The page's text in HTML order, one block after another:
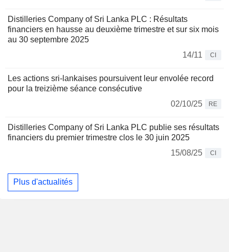
Distilleries Company of Sri Lanka PLC : Résultats
financiers en hausse au deuxième trimestre et sur six mois
au 30 septembre 2025
14/11
CI
Les actions sri-lankaises poursuivent leur envolée record
pour la treizième séance consécutive
02/10/25
RE
Distilleries Company of Sri Lanka PLC publie ses résultats
financiers du premier trimestre clos le 30 juin 2025
15/08/25
CI
Plus d'actualités